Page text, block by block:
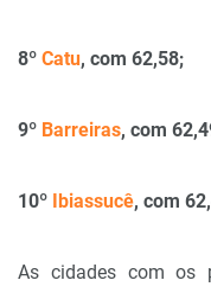
8º Catu, com 62,58;
9º Barreiras, com
10º Ibiassucê, com
As cidades com os